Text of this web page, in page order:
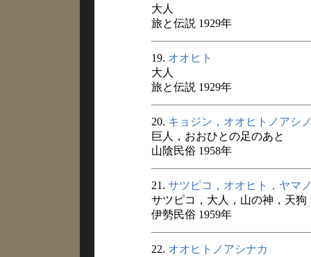
大人
旅と伝説 1929年
19. オオヒト
大人
旅と伝説 1929年
20. キョジン，オオヒトノアシ
巨人，おおひとの足のあと
山陰民俗 1958年
21. サツピコ，オオヒト，ヤマ
サツピコ，大人，山の神，天狗
伊勢民俗 1959年
22. オオヒトノアシナカ